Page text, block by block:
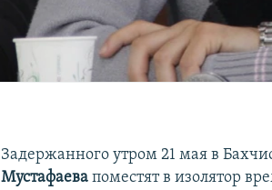
Задержанного утром 21 мая в
Мустафаева поместят в изолятор